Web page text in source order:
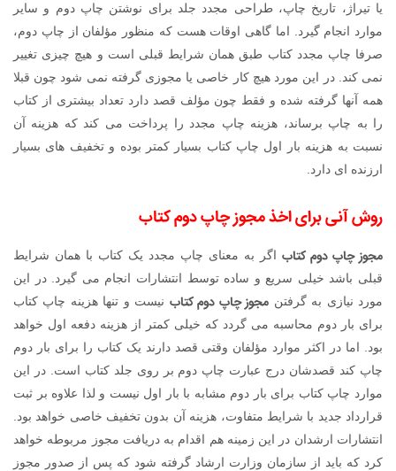
یا تیراژ، تاریخ چاپ، طراحی مجدد جلد برای نوشتن چاپ دوم و سایر
موارد انجام گیرد. اما گاهی اوقات هست که منظور مؤلفان از چاپ دوم،
صرفا چاپ مجدد کتاب طبق همان شرایط قبلی است و هیچ چیزی تغییر
نمی کند. در این مورد هیچ کار خاصی یا مجوزی گرفته نمی شود چون قبلا
همه آنها گرفته شده و فقط چون مؤلف قصد دارد تعداد بیشتری از کتاب
را به چاپ برساند، هزینه چاپ مجدد را پرداخت می کند که هزینه آن
نسبت به هزینه بار اول چاپ کتاب بسیار کمتر بوده و تخفیف های بسیار
ارزنده ای دارد.
روش آنی برای اخذ مجوز چاپ دوم کتاب
مجوز چاپ دوم کتاب اگر به معنای چاپ مجدد یک کتاب با همان شرایط
قبلی باشد خیلی سریع و ساده توسط انتشارات انجام می گیرد. در این
مورد نیازی به گرفتن مجوز چاپ دوم کتاب نیست و تنها هزینه چاپ کتاب
برای بار دوم محاسبه می گردد که خیلی کمتر از هزینه دفعه اول خواهد
بود. اما در اکثر موارد مؤلفان وقتی قصد دارند یک کتاب را برای بار دوم
چاپ کند قصدشان درج عبارت چاپ دوم بر روی جلد کتاب است. در این
موارد چاپ کتاب برای بار دوم مشابه با بار اول نیست و لذا علاوه بر ثبت
قرارداد جدید با شرایط متفاوت، هزینه آن بدون تخفیف خاصی خواهد بود.
انتشارات ارشدان در این زمینه هم اقدام به دریافت مجوز مربوطه خواهد
کرد که باید از سازمان وزارت ارشاد گرفته شود که پس از صدور مجوز